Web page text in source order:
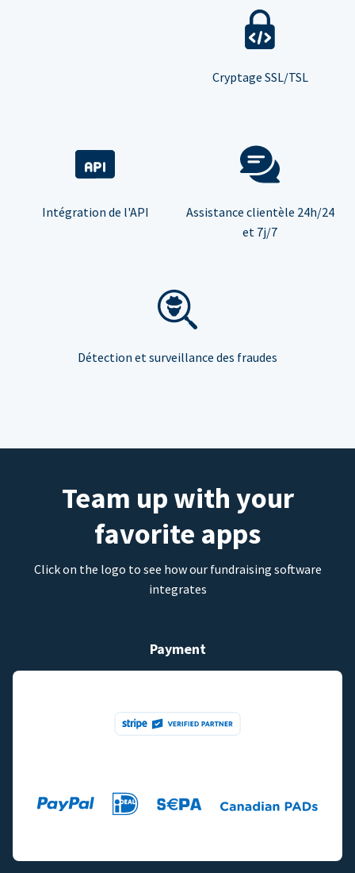
Cryptage SSL/TSL
Intégration de l'API
Assistance clientèle 24h/24
et 7j/7
Détection et surveillance des fraudes
Team up with your
favorite apps
Click on the logo to see how our fundraising software
integrates
Payment